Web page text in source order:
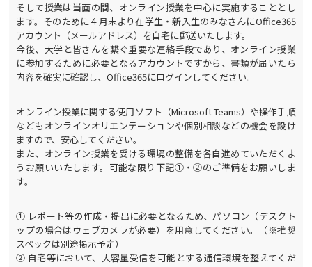
そして授業は当面の間、オンライン授業を中心に実施することとし
ます。そのために４月末より在学生・新入生のみなさんにOffice365
アカウント（メールアドレス）を自宅に郵送いたします。
今後、大学と皆さんを繋ぐ重要な連絡手段であり、オンライン授業
に参加するために必要となるアカウントですから、書類が届いたら
内容を確実に確認し、Office365にログインしてください。
オンライン授業に関する使用ソフト（Microsoft Teams）や操作手順
などもオンラインオリエンテーションや個別相談などの機会を設け
ますので、安心してください。
また、オンライン授業を受ける環境の整備を各自進めていただくよ
うお願いいたします。可能な限り下記①・②のご準備をお願いしま
す。
① レポート等の作成・提出に必要となるため、パソコン（デスクト
ップの場合はウェブカメラが必要）を用意してください。（※推奨
スペックは別途掲示予定）
② 自宅等において、大容量受信を可能とする通信環境を整えてくだ